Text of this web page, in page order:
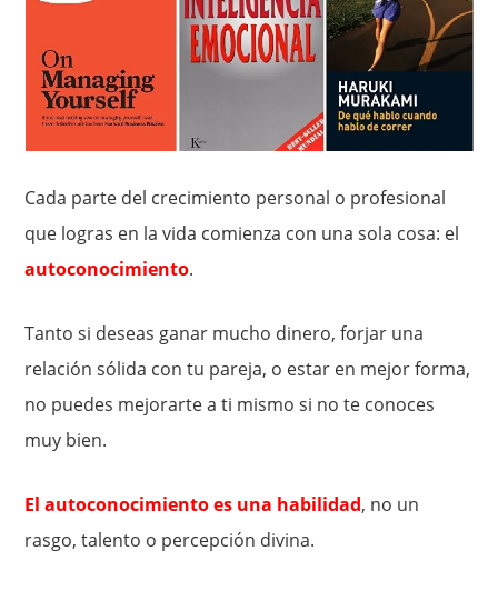
Cada parte del crecimiento personal o profesional
que logras en la vida comienza con una sola cosa: el
autoconocimiento.
Tanto si deseas ganar mucho dinero, forjar una
relación sólida con tu pareja, o estar en mejor forma,
no puedes mejorarte a ti mismo si no te conoces
muy bien.
El autoconocimiento es una habilidad, no un
rasgo, talento o percepción divina.